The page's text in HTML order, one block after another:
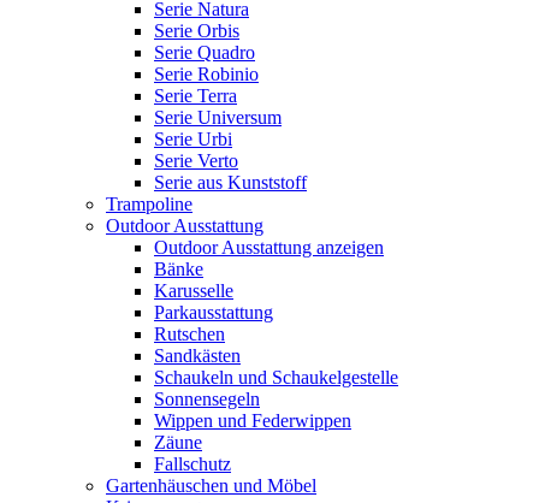
Serie Natura
Serie Orbis
Serie Quadro
Serie Robinio
Serie Terra
Serie Universum
Serie Urbi
Serie Verto
Serie aus Kunststoff
Trampoline
Outdoor Ausstattung
Outdoor Ausstattung anzeigen
Bänke
Karusselle
Parkausstattung
Rutschen
Sandkästen
Schaukeln und Schaukelgestelle
Sonnensegeln
Wippen und Federwippen
Zäune
Fallschutz
Gartenhäuschen und Möbel